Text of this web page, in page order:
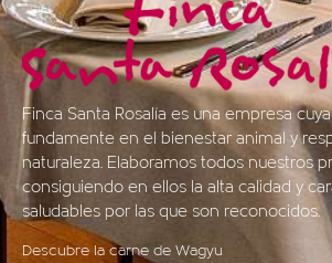
Finca Santa Rosalía es una empresa
fundamente en el bienestar animal y
naturaleza. Elaboramos todos nuestros
consiguiendo en ellos la alta calidad y
saludables por las que son reconocidos.
Descubre la carne de Wagyu